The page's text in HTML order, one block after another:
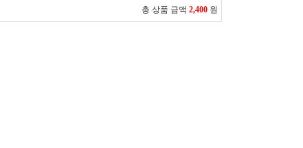
총 상품 금액 2,400 원